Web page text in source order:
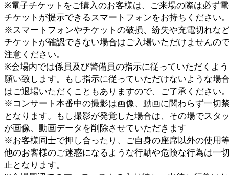
※電子チケットをご購入のお客様は、ご来場の際は必ず
チケットが提示できるスマートフォンをお持ちください
※スマートフォンやチケットの破損、紛失や充電切れな
チケットが確認できない場合はご入場いただけませんの
注意ください。
※会場内では係員及び警備員の指示に従っていただくよ
願い致します。もし指示に従っていただけないような場
はご退場いただくこともありますので、ご了承ください
※コンサート本番中の撮影は画像、動画に関わらず一切
となります。もし撮影が発覚した場合は、その場でスタ
が画像、動画データを削除させていただきます
※お客様同士で押し合ったり、ご自身の座席以外の使用
他のお客様のご迷惑になるような行動や危険な行為は一
止となります。